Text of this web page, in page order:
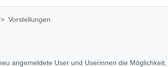
Vorstellungen
angemeldete User und Userinnen die